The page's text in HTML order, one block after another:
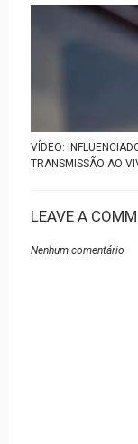
VÍDEO:
TRANSMISSÃO AO
LEAVE A
Nenhum comentário